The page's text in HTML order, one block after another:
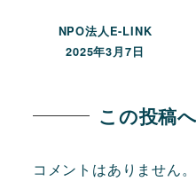
NPO法人E-LINK
2025年3月7日
この投稿
コメントはありません。